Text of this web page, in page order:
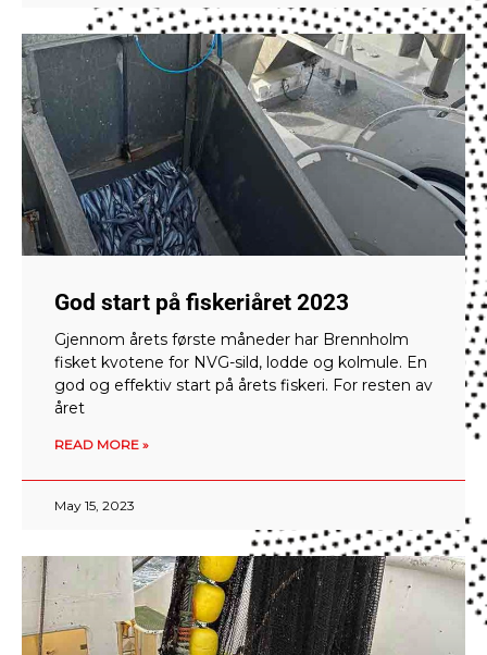
God start på fiskeriåret 2023
Gjennom årets første måneder har Brennholm
fisket kvotene for NVG-sild, lodde og kolmule. En
god og effektiv start på årets fiskeri. For resten av
året
READ MORE »
May 15, 2023